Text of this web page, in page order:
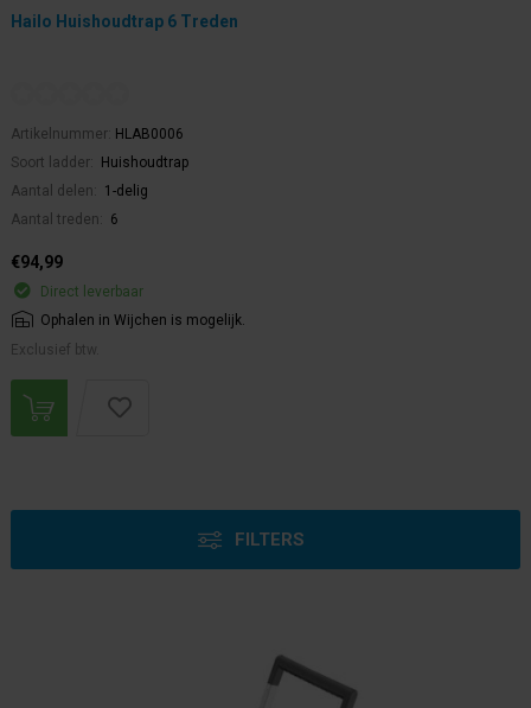
Hailo Huishoudtrap 6 Treden
Artikelnummer: HLAB0006
Soort ladder:
Huishoudtrap
Aantal delen:
1-delig
Aantal treden:
6
€94,99
Direct leverbaar
Ophalen in Wijchen is mogelijk.
Exclusief btw.
FILTERS